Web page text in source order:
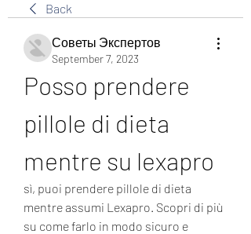
Back
Советы Экспертов
September 7, 2023
Posso prendere
pillole di dieta
mentre su lexapro
sì, puoi prendere pillole di dieta
mentre assumi Lexapro. Scopri di più
su come farlo in modo sicuro e